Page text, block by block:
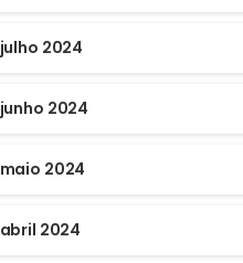
julho 2024
junho 2024
maio 2024
abril 2024